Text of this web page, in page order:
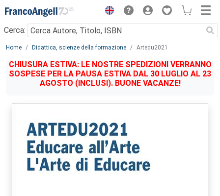
Menu
Cerca:
Main content
Home Didattica, scienze della formazione Artedu2021
CHIUSURA ESTIVA: LE NOSTRE SPEDIZIONI VERRANNO
SOSPESE PER LA PAUSA ESTIVA DAL 30 LUGLIO AL 23
AGOSTO (INCLUSI). BUONE VACANZE!